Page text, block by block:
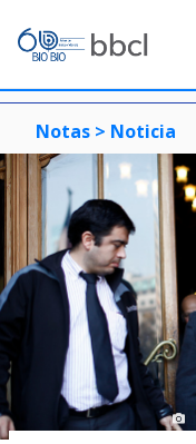
Notas > Noticia